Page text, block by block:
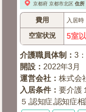
京都府 京都市北区 住所
費用 入居時
空室状況 5室
介護職員体制 ：3
開設 ： 2022年3月
運営会社 ：株式会
入居条件：要介護
５,認知症,認知症